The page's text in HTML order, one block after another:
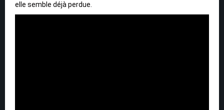
elle semble déjà perdue.